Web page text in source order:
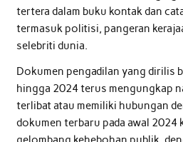
tertera dalam buku kontak dan
termasuk politisi, pangeran
selebriti dunia.
Dokumen pengadilan yang dirilis
hingga 2024 terus mengungkap
terlibat atau memiliki hubungan
dokumen terbaru pada awal 2024